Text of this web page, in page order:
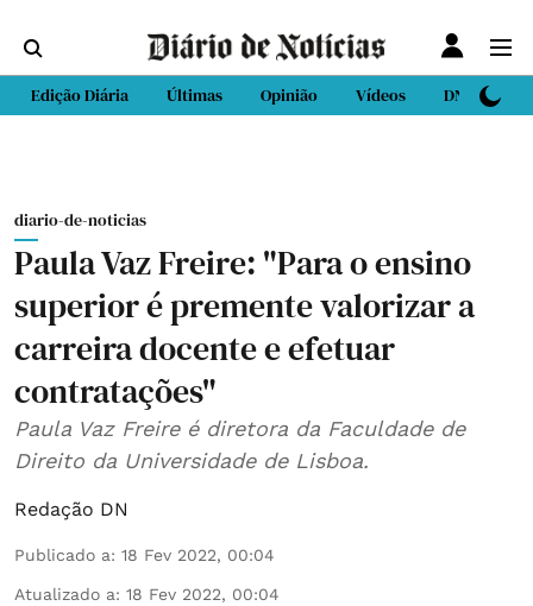
Edição Diária Últimas Opinião Vídeos DN Sport
diario-de-noticias
Paula Vaz Freire: "Para o ensino
superior é premente valorizar a
carreira docente e efetuar
contratações"
Paula Vaz Freire é diretora da Faculdade de
Direito da Universidade de Lisboa.
Redação DN
Publicado a: 18 Fev 2022, 00:04
Atualizado a: 18 Fev 2022, 00:04